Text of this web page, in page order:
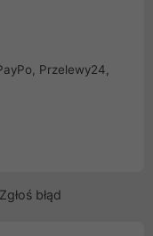
Przelewy24,
błąd